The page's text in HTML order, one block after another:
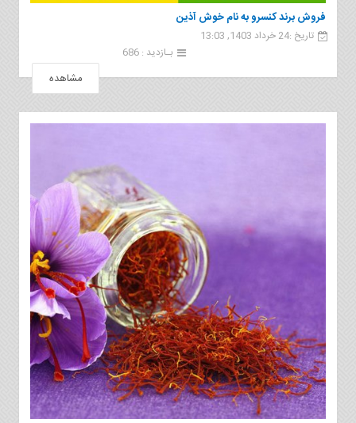
فروش برند کنسرو به نام خوش آذین
تاریخ :24 خرداد 1403, 13:03
بـازدید : 686
مشاهده